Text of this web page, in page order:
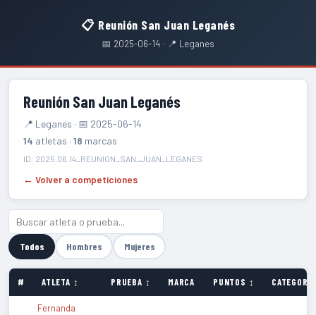
📋 Reunión San Juan Leganés
📅 2025-06-14 · 📍 Leganes
Reunión San Juan Leganés
📍 Leganes · 📅 2025-06-14
14 atletas · 18 marcas
ID: 2025.06.14_REUNION_SAN_JUAN_LEGANES
← Volver a competiciones
Todos Hombres Mujeres
# ATLETA ↕ PRUEBA ↕ MARCA PUNTOS ↕
Fernanda